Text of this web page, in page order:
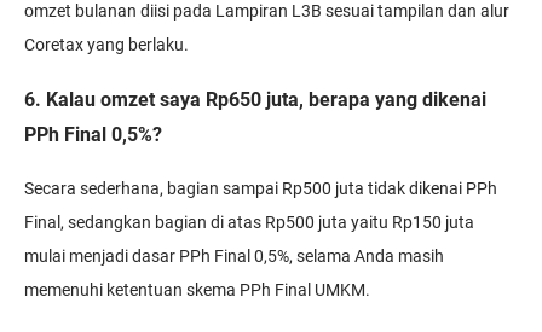
omzet bulanan diisi pada Lampiran L3B sesuai tampilan dan alur
Coretax yang berlaku.
6. Kalau omzet saya Rp650 juta, berapa yang dikenai
PPh Final 0,5%?
Secara sederhana, bagian sampai Rp500 juta tidak dikenai PPh
Final, sedangkan bagian di atas Rp500 juta yaitu Rp150 juta
mulai menjadi dasar PPh Final 0,5%, selama Anda masih
memenuhi ketentuan skema PPh Final UMKM.